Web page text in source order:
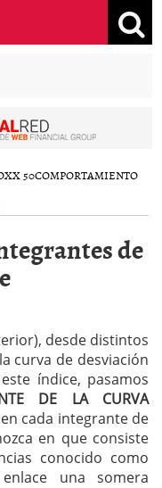
50COMPORTAMIENTO
de
desde distintos
curva de desviación
índice, pasamos
DE LA CURVA
cada integrante de
en que consiste
conocido como
una somera